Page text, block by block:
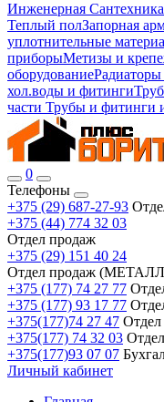
Инженерная Сантехника
Теплый полЗапорная
уплотнительные
приборыМетизы и
оборудование
хол.воды и фитинги
части Трубы и фитинги
0
Телефоны
+375 (29) 687-27-93
+375 (44) 774 32 03
Отдел продаж
+375 (29) 151 40 24
Отдел продаж
+375 (177) 74 27 77
+375 (177) 93 17 77
+375(177)74 27 47
+375(177) 74 32 03
+375(177)93 07 07
Личный кабинет